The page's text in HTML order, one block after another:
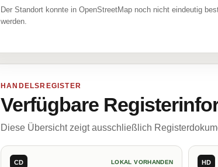
Der Standort konnte in OpenStreetMap noch nicht eindeutig
werden.
HANDELSREGISTER
Verfügbare
Diese Übersicht zeigt ausschließlich
CD LOKAL VORHANDEN HD